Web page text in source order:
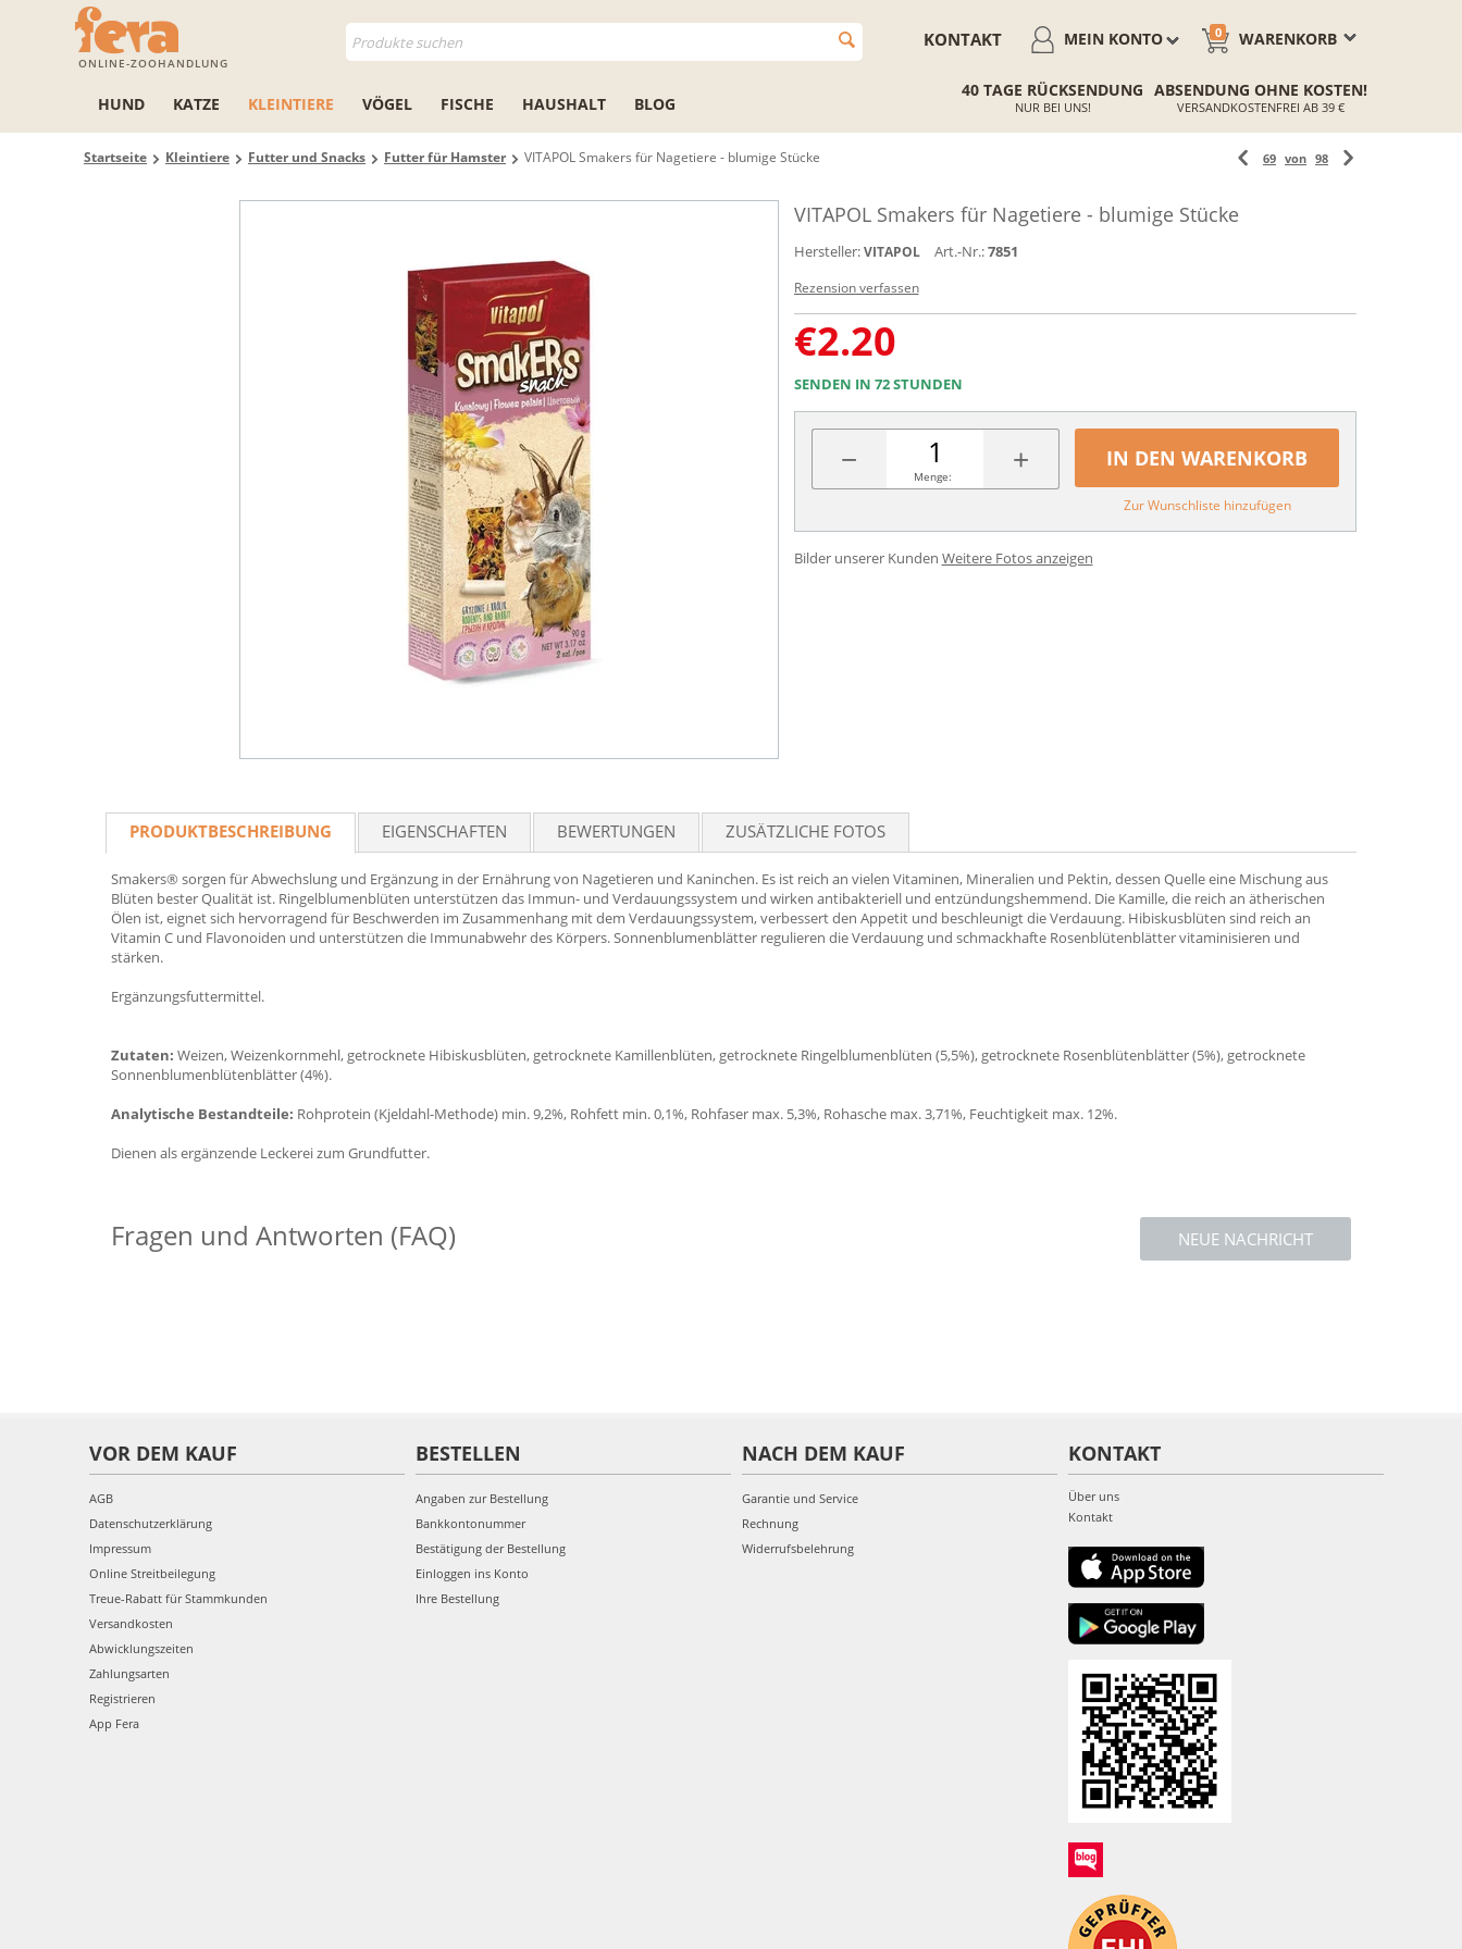
ONLINE-ZOOHANDLUNG
WARENKORB
0
MEIN KONTO
KONTAKT
HUND KATZE KLEINTIERE VÖGEL FISCHE HAUSHALT BLOG
40 TAGE RÜCKSENDUNG
NUR BEI UNS!
ABSENDUNG OHNE KOSTEN!
VERSANDKOSTENFREI AB 39 €
Startseite Kleintiere Futter und Snacks Futter für Hamster VITAPOL Smakers für Nagetiere - blumige Stücke 69 von 98
VITAPOL Smakers für Nagetiere - blumige Stücke
Hersteller: VITAPOL Art.-Nr.:7851
Rezension verfassen
€2.20
SENDEN IN 72 STUNDEN
− +
Menge:
IN DEN WARENKORB
Zur Wunschliste hinzufügen
Bilder unserer Kunden Weitere Fotos anzeigen
PRODUKTBESCHREIBUNG EIGENSCHAFTEN BEWERTUNGEN ZUSÄTZLICHE FOTOS
Smakers® sorgen für Abwechslung und Ergänzung in der Ernährung von Nagetieren und Kaninchen. Es ist reich an vielen Vitaminen, Mineralien und Pektin, dessen Quelle eine Mischung aus
Blüten bester Qualität ist. Ringelblumenblüten unterstützen das Immun- und Verdauungssystem und wirken antibakteriell und entzündungshemmend. Die Kamille, die reich an ätherischen
Ölen ist, eignet sich hervorragend für Beschwerden im Zusammenhang mit dem Verdauungssystem, verbessert den Appetit und beschleunigt die Verdauung. Hibiskusblüten sind reich an
Vitamin C und Flavonoiden und unterstützen die Immunabwehr des Körpers. Sonnenblumenblätter regulieren die Verdauung und schmackhafte Rosenblütenblätter vitaminisieren und
stärken.
Ergänzungsfuttermittel.
Zutaten: Weizen, Weizenkornmehl, getrocknete Hibiskusblüten, getrocknete Kamillenblüten, getrocknete Ringelblumenblüten (5,5%), getrocknete Rosenblütenblätter (5%), getrocknete
Sonnenblumenblütenblätter (4%).
Analytische Bestandteile: Rohprotein (Kjeldahl-Methode) min. 9,2%, Rohfett min. 0,1%, Rohfaser max. 5,3%, Rohasche max. 3,71%, Feuchtigkeit max. 12%.
Dienen als ergänzende Leckerei zum Grundfutter.
NEUE NACHRICHT
Fragen und Antworten (FAQ)
VOR DEM KAUF
AGB
Datenschutzerklärung
Impressum
Online Streitbeilegung
Treue-Rabatt für Stammkunden
Versandkosten
Abwicklungszeiten
Zahlungsarten
Registrieren
App Fera
BESTELLEN
Angaben zur Bestellung
Bankkontonummer
Bestätigung der Bestellung
Einloggen ins Konto
Ihre Bestellung
NACH DEM KAUF
Garantie und Service
Rechnung
Widerrufsbelehrung
KONTAKT
Über uns
Kontakt